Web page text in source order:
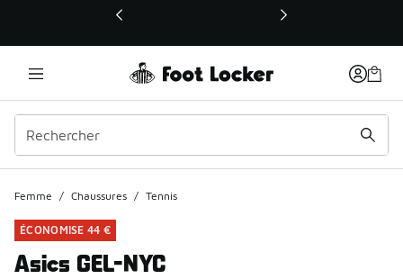
Ce lien ouvrira une nouvelle fenêtre
Femme / Chaussures / Tennis
ÉCONOMISE 44 €
Asics GEL-NYC